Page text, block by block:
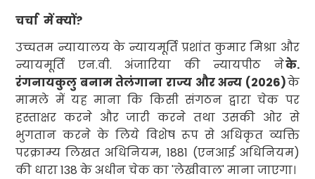
चर्चा में क्यों?
उच्चतम न्यायालय के न्यायमूर्ति प्रशांत कुमार मिश्रा और
न्यायमूर्ति एन.वी. अंजारिया की न्यायपीठ नेके.
रंगनायकुलु बनाम तेलंगाना राज्य और अन्य (2026)के
मामले में यह माना कि किसी संगठन द्वारा चेक पर
हस्ताक्षर करने और जारी करने तथा उसकी ओर से
भुगतान करने के लिये विशेष रूप से अधिकृत व्यक्ति
परक्राम्य लिखत अधिनियम, 1881 (एनआई अधिनियम)
की धारा138के अधीन चेक का'लेखीवाल'माना जाएगा।